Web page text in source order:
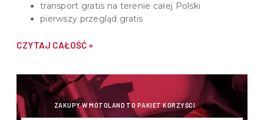
transport gratis na terenie całej Polski
pierwszy przegląd gratis
CZYTAJ CAŁOŚĆ »
ZAKUPY W MOTOLAND TO PAKIET KORZYŚCI